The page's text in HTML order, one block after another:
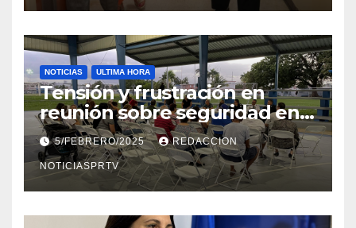
NOTICIAS ULTIMA HORA
Tensión y frustración en
reunión sobre seguridad en
Reparto Metropolitano
5/FEBRERO/2025 REDACCION
NOTICIASPRTV